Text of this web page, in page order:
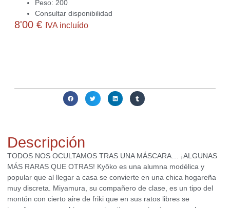
Peso: 200
Consultar disponibilidad
8'00 € IVA incluído
Descripción
TODOS NOS OCULTAMOS TRAS UNA MÁSCARA… ¡ALGUNAS
MÁS RARAS QUE OTRAS! Kyôko es una alumna modélica y
popular que al llegar a casa se convierte en una chica hogareña
muy discreta. Miyamura, su compañero de clase, es un tipo del
montón con cierto aire de friki que en sus ratos libres se